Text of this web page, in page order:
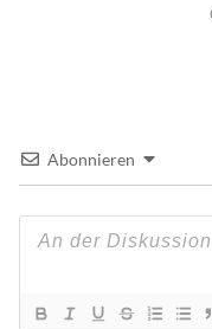
Abonnieren